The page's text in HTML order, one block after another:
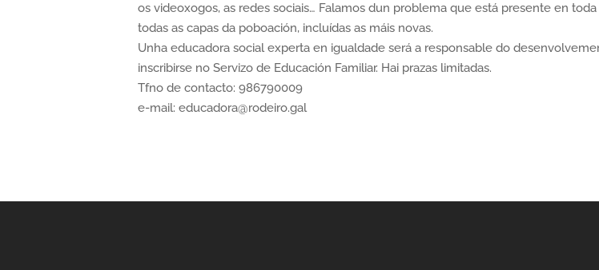
os videoxogos, as redes sociais… Falamos dun problema que está presente en
todas as capas da poboación, incluídas as máis novas.
Unha educadora social experta en igualdade será a responsable do
inscribirse no Servizo de Educación Familiar. Hai prazas limitadas.
Tfno de contacto: 986790009
e-mail: educadora@rodeiro.gal